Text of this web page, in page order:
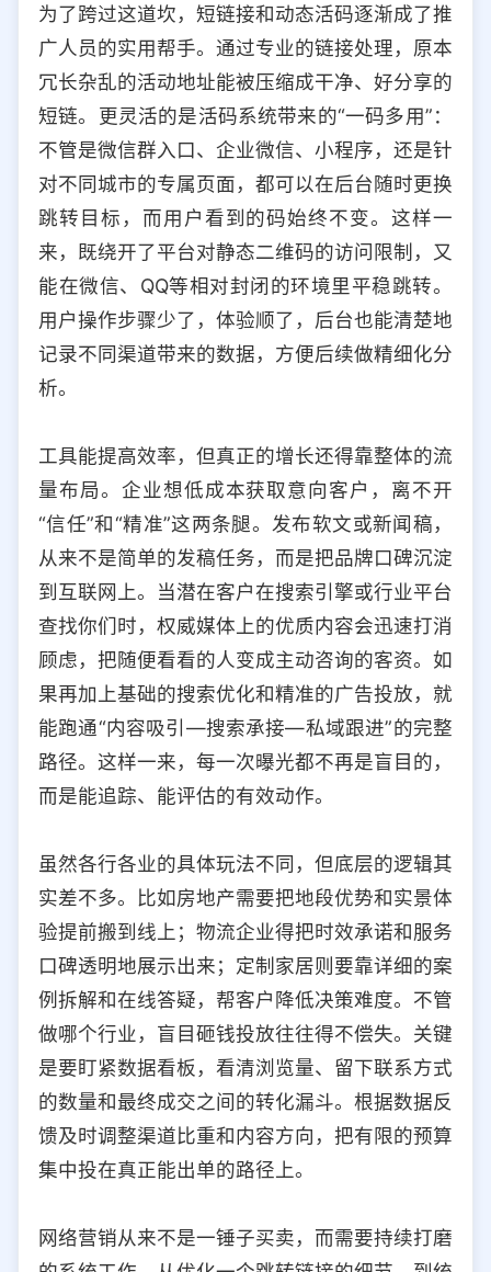
为了跨过这道坎，短链接和动态活码逐渐成了推
广人员的实用帮手。通过专业的链接处理，原本
冗长杂乱的活动地址能被压缩成干净、好分享的
短链。更灵活的是活码系统带来的“一码多用”：
不管是微信群入口、企业微信、小程序，还是针
对不同城市的专属页面，都可以在后台随时更换
跳转目标，而用户看到的码始终不变。这样一
来，既绕开了平台对静态二维码的访问限制，又
能在微信、QQ等相对封闭的环境里平稳跳转。
用户操作步骤少了，体验顺了，后台也能清楚地
记录不同渠道带来的数据，方便后续做精细化分
析。
工具能提高效率，但真正的增长还得靠整体的流
量布局。企业想低成本获取意向客户，离不开
“信任”和“精准”这两条腿。发布软文或新闻稿，
从来不是简单的发稿任务，而是把品牌口碑沉淀
到互联网上。当潜在客户在搜索引擎或行业平台
查找你们时，权威媒体上的优质内容会迅速打消
顾虑，把随便看看的人变成主动咨询的客资。如
果再加上基础的搜索优化和精准的广告投放，就
能跑通“内容吸引—搜索承接—私域跟进”的完整
路径。这样一来，每一次曝光都不再是盲目的，
而是能追踪、能评估的有效动作。
虽然各行各业的具体玩法不同，但底层的逻辑其
实差不多。比如房地产需要把地段优势和实景体
验提前搬到线上；物流企业得把时效承诺和服务
口碑透明地展示出来；定制家居则要靠详细的案
例拆解和在线答疑，帮客户降低决策难度。不管
做哪个行业，盲目砸钱投放往往得不偿失。关键
是要盯紧数据看板，看清浏览量、留下联系方式
的数量和最终成交之间的转化漏斗。根据数据反
馈及时调整渠道比重和内容方向，把有限的预算
集中投在真正能出单的路径上。
网络营销从来不是一锤子买卖，而需要持续打磨